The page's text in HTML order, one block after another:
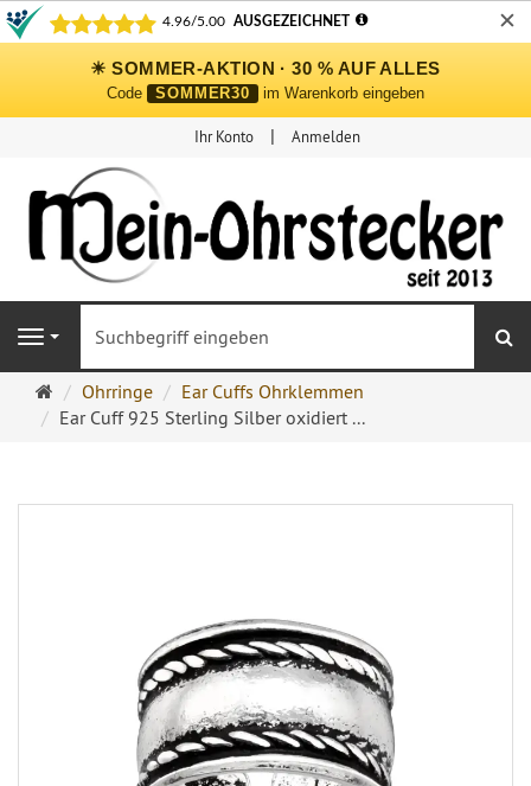
✕
☀ SOMMER-AKTION · 30 % AUF ALLES
Code SOMMER30 im Warenkorb eingeben
Ihr Konto Anmelden
Navigation
Ohrringe
Ohrstecker
Ohrringe
Ear Cuffs Ohrklemmen
Ear Cuff 925 Sterling Silber oxidiert ...